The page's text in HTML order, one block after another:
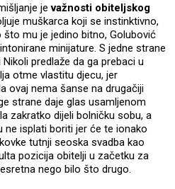
jevažnosti obiteljskog
muškarca koji se instinktivno,
mu je jedino bitno, Golubović
minijature. S jedne strane
predlaže da ga prebaci u
otme vlastitu djecu, jer
ovaj nema šanse na drugačiji
strane daje glas usamljenom
zakratko dijeli bolničku sobu, a
isplati boriti jer će te ionako
tutnji seoska svadba kao
pozicija obitelji u začetku za
nego bilo što drugo.